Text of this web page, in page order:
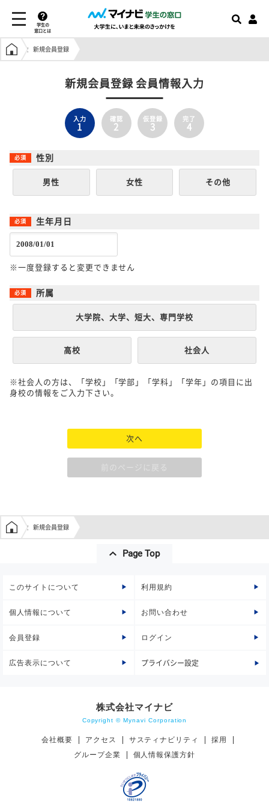
学生の
窓口とは
学生の窓口トップ
新規会員登録
新規会員登録 会員情報入力
入力
1
確認
2
仮登録
3
完了
4
性別
男性 女性 その他
生年月日
※一度登録すると変更できません
所属
大学院、大学、短大、専門学校
高校 社会人
※社会人の方は、「学校」「学部」「学科」「学年」の項目に出
身校の情報をご入力下さい。
次へ
前のページに戻る
学生の窓口トップ
新規会員登録
Page Top
このサイトについて 利用規約
個人情報について お問い合わせ
会員登録 ログイン
広告表示について プライバシー設定
株式会社マイナビ
Copyright © Mynavi Corporation
会社概要 アクセス サスティナビリティ
採用
グループ企業
個人情報保護方針